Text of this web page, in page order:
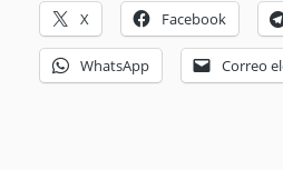
X Facebook
WhatsApp Correo